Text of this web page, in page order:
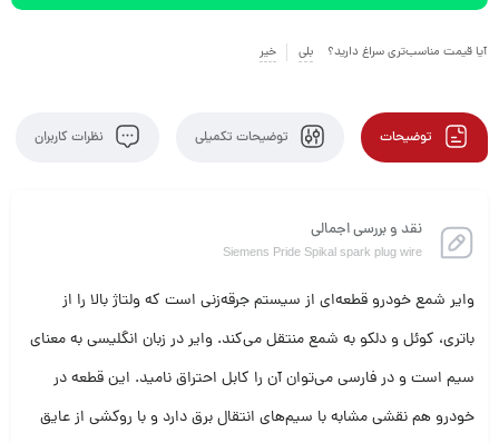
آیا قیمت مناسب‌تری سراغ دارید؟ بلی خیر
توضیحات توضیحات تکمیلی نظرات کاربران
نقد و بررسی اجمالی
Siemens Pride Spikal spark plug wire
وایر شمع خودرو قطعه‌ای از سیستم جرقه‌زنی است که ولتاژ بالا را از
باتری، کوئل و دلکو به شمع‌ منتقل می‌کند. وایر در زبان انگلیسی به معنای
سیم است و در فارسی می‌توان آن را کابل احتراق نامید. این قطعه در
خودرو هم نقشی مشابه با سیم‌های انتقال برق دارد و با روکشی از عایق